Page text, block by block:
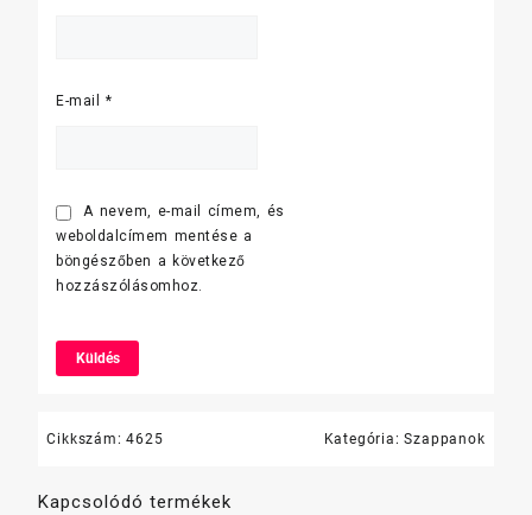
E-mail*
A nevem, e-mail címem, és
weboldalcímem mentése a
böngészőben a következő
hozzászólásomhoz.
Cikkszám:4625 Kategória:Szappanok
Kapcsolódó termékek